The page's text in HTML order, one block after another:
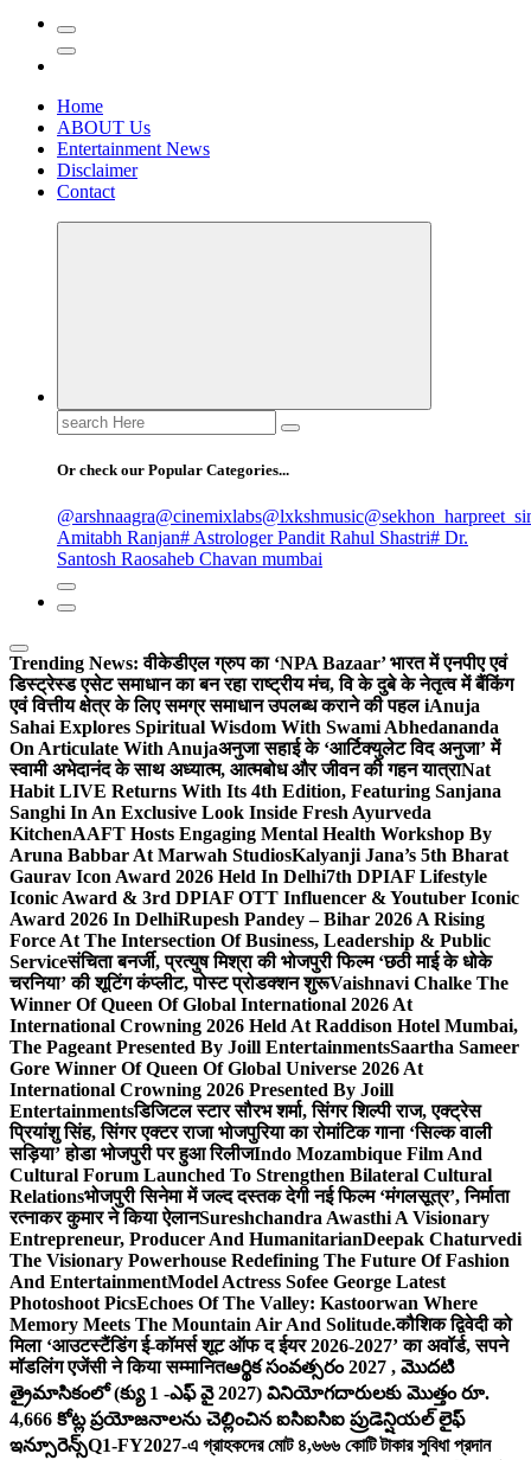
Home
ABOUT Us
Entertainment News
Disclaimer
Contact
Search
for:
Or check our Popular Categories...
@arshnaagra@cinemixlabs@lxkshmusic
Amitabh Ranjan# Astrologer Pandit Rahul Shastri# Dr.
Santosh Raosaheb Chavan mumbai
Trending News: वीकेडीएल ग्रुप का ‘NPA Bazaar’ भारत में एनपीए एवं
डिस्ट्रेस्ड एसेट समाधान का बन रहा राष्ट्रीय मंच, वि के दुबे के नेतृत्व में बैंकिंग
एवं वित्तीय क्षेत्र के लिए समग्र समाधान उपलब्ध कराने की पहल iAnuja
Sahai Explores Spiritual Wisdom With Swami Abhedananda
On Articulate With Anujaअनुजा सहाई के ‘आर्टिक्युलेट विद अनुजा’ में
स्वामी अभेदानंद के साथ अध्यात्म, आत्मबोध और जीवन की गहन यात्राNat
Habit LIVE Returns With Its 4th Edition, Featuring Sanjana
Sanghi In An Exclusive Look Inside Fresh Ayurveda
KitchenAAFT Hosts Engaging Mental Health Workshop By
Aruna Babbar At Marwah StudiosKalyanji Jana’s 5th Bharat
Gaurav Icon Award 2026 Held In Delhi7th DPIAF Lifestyle
Iconic Award & 3rd DPIAF OTT Influencer & Youtuber Iconic
Award 2026 In DelhiRupesh Pandey – Bihar 2026 A Rising
Force At The Intersection Of Business, Leadership & Public
Serviceसंचिता बनर्जी, प्रत्युष मिश्रा की भोजपुरी फिल्म ‘छठी माई के धोके
चरनिया’ की शूटिंग कंप्लीट, पोस्ट प्रोडक्शन शुरूVaishnavi Chalke The
Winner Of Queen Of Global International 2026 At
International Crowning 2026 Held At Raddison Hotel Mumbai,
The Pageant Presented By Joill EntertainmentsSaartha Sameer
Gore Winner Of Queen Of Global Universe 2026 At
International Crowning 2026 Presented By Joill
Entertainmentsडिजिटल स्टार सौरभ शर्मा, सिंगर शिल्पी राज, एक्ट्रेस
प्रियांशु सिंह, सिंगर एक्टर राजा भोजपुरिया का रोमांटिक गाना ‘सिल्क वाली
सड़िया’ होडा भोजपुरी पर हुआ रिलीजIndo Mozambique Film And
Cultural Forum Launched To Strengthen Bilateral Cultural
Relationsभोजपुरी सिनेमा में जल्द दस्तक देगी नई फिल्म ‘मंगलसूत्र’, निर्माता
रत्नाकर कुमार ने किया ऐलानSureshchandra Awasthi A Visionary
Entrepreneur, Producer And HumanitarianDeepak Chaturvedi
The Visionary Powerhouse Redefining The Future Of Fashion
And EntertainmentModel Actress Sofee George Latest
Photoshoot PicsEchoes Of The Valley: Kastoorwan Where
Memory Meets The Mountain Air And Solitude.कौशिक द्विवेदी को
मिला ‘आउटस्टैंडिंग ई-कॉमर्स शूट ऑफ द ईयर 2026-2027’ का अवॉर्ड, सपने
मॉडलिंग एजेंसी ने किया सम्मानितఆర్థిక సంవత్సరం 2027 , మొదటి
త్రైమాసికంలో (క్యు 1 -ఎఫ్ వై 2027) వినియోగదారులకు మొత్తం రూ.
4,666 కోట్ల ప్రయోజనాలను చెల్లించిన ఐసిఐసిఐ ప్రుడెన్షియల్ లైఫ్
ఇన్సూరెన్స్Q1-FY2027-এ গ্রাহকদের মোট ৪,৬৬৬ কোটি টাকার সুবিধা প্রদান